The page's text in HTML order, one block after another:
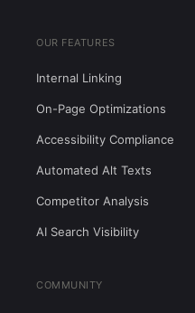
OUR FEATURES
Internal Linking
On-Page Optimizations
Accessibility Compliance
Automated Alt Texts
Competitor Analysis
AI Search Visibility
COMMUNITY